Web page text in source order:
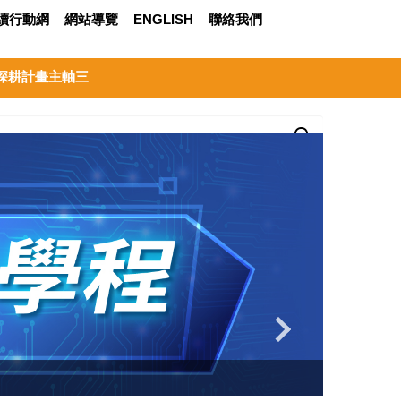
耕計畫主軸三
行動網 網站導覽 ENGLISH 聯絡我們